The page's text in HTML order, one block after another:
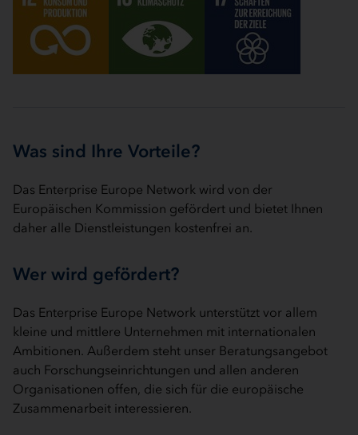
Was sind Ihre Vorteile?
Das Enterprise Europe Network wird von der
Europäischen Kommission gefördert und bietet Ihnen
daher alle Dienstleistungen kostenfrei an.
Wer wird gefördert?
Das Enterprise Europe Network unterstützt vor allem
kleine und mittlere Unternehmen mit internationalen
Ambitionen. Außerdem steht unser Beratungsangebot
auch Forschungseinrichtungen und allen anderen
Organisationen offen, die sich für die europäische
Zusammenarbeit interessieren.